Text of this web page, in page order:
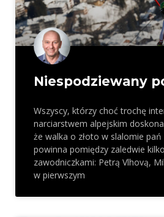
Niespodziewany
Wszyscy, którzy choć trochę
narciarstwem alpejskim
że walka o złoto w slalomie
powinna pomiędzy zaledwie
zawodniczkami: Petrą Vlhovą,
w pierwszym